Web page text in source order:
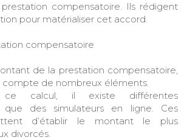
compensatoire. Ils rédigent
pour matérialiser cet accord.
compensatoire
de la prestation compensatoire,
compte de nombreux éléments.
ce calcul, il existe différentes
que des simulateurs en ligne. Ces
d’établir le montant le plus
divorcés.